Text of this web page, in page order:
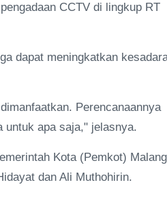
CCTV di lingkup RT
dapat meningkatkan
Perencanaannya
untuk apa saja," jelasnya.
Kota (Pemkot) Malang
dan Ali Muthohirin.